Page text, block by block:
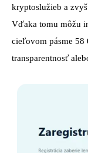
kryptoslužieb a
Vďaka tomu môžu
cieľovom pásme 58
transparentnosť